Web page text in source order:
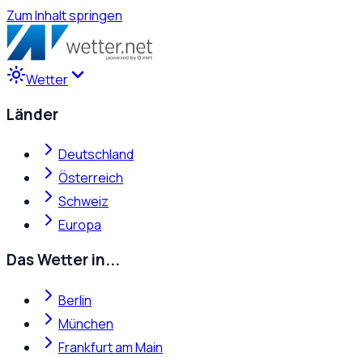
Zum Inhalt springen
Wetter
Länder
Deutschland
Österreich
Schweiz
Europa
Das Wetter in...
Berlin
München
Frankfurt am Main